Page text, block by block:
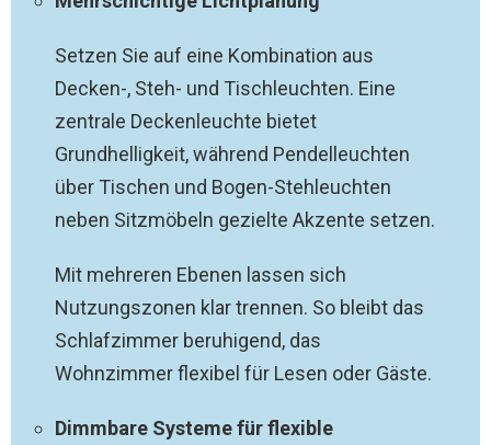
Setzen Sie auf eine Kombination aus
Decken-, Steh- und Tischleuchten. Eine
zentrale Deckenleuchte bietet
Grundhelligkeit, während Pendelleuchten
über Tischen und Bogen-Stehleuchten
neben Sitzmöbeln gezielte Akzente setzen.
Mit mehreren Ebenen lassen sich
Nutzungszonen klar trennen. So bleibt das
Schlafzimmer beruhigend, das
Wohnzimmer flexibel für Lesen oder Gäste.
Dimmbare Systeme für flexible